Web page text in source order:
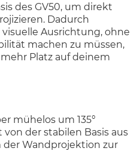
des GV50, um direkt
Dadurch
Ausrichtung, ohne
machen zu müssen,
Platz auf deinem
mühelos um 135°
der stabilen Basis aus
der Wandprojektion zur